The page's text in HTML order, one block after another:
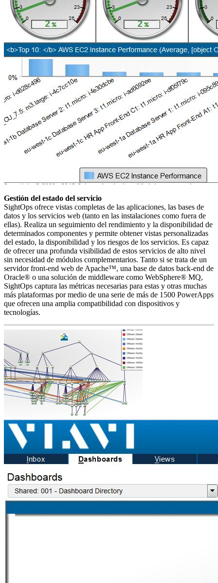
Gestión del estado del servicio
SightOps ofrece vistas completas de las aplicaciones, las bases de
datos y los servicios web (tanto en las instalaciones como fuera de
ellas). Realiza un seguimiento del rendimiento y la disponibilidad de
determinados componentes y permite obtener vistas personalizadas
del estado, la disponibilidad y los riesgos de los servicios. Es capaz
de ofrecer una profunda visibilidad de estos servicios de alto nivel
sin necesidad de módulos complementarios. Tanto si se trata de un
servidor front-end web de Apache™, una base de datos back-end de
Oracle® o una solución de middleware como WebSphere® MQ,
SightOps captura las métricas necesarias para estas y otras muchas
más plataformas por medio de una serie de más de 1500 PowerApps
que ofrecen una amplia compatibilidad con dispositivos y
tecnologías.